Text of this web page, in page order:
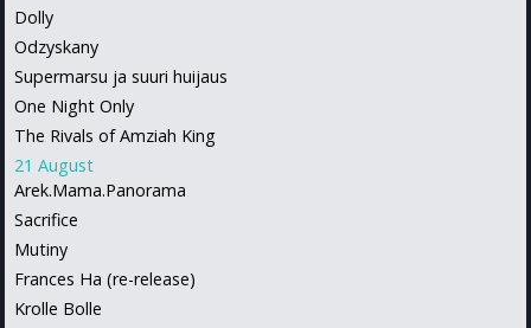
Dolly
Odzyskany
Supermarsu ja suuri huijaus
One Night Only
The Rivals of Amziah King
21 August
Arek.Mama.Panorama
Sacrifice
Mutiny
Frances Ha (re-release)
Krolle Bolle